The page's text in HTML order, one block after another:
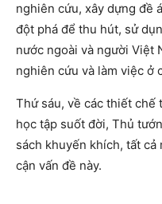
nghiên cứu, xây dựng đề
đột phá để thu hút, sử
nước ngoài và người Việt
nghiên cứu và làm việc ở
Thứ sáu, về các thiết chế
học tập suốt đời, Thủ
sách khuyến khích, tất
cận vấn đề này.